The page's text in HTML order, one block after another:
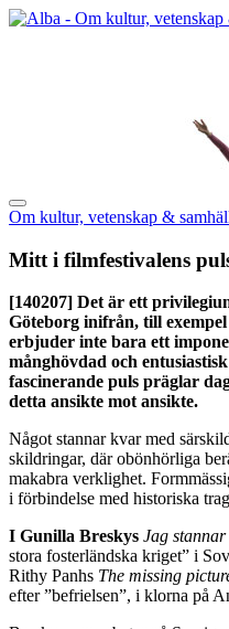
Om kultur, vetenskap &
Mitt i filmfestivalens
[140207] Det är ett
Göteborg inifrån, till
erbjuder inte bara ett
månghövdad och
fascinerande puls präglar
detta ansikte mot ansikte.
Något stannar kvar med
skildringar, där obönhörliga
makabra verklighet.
i förbindelse med historiska
I Gunilla Breskys Jag
stora fosterländska kriget” i
Rithy Panhs The missing
efter ”befrielsen”, i klorna på